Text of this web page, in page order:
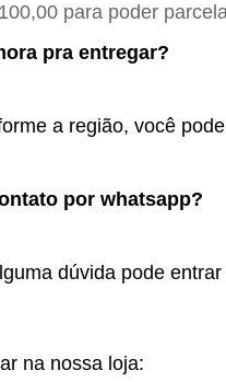
para poder
pra entregar?
a região, você
por whatsapp?
dúvida pode
na nossa loja: